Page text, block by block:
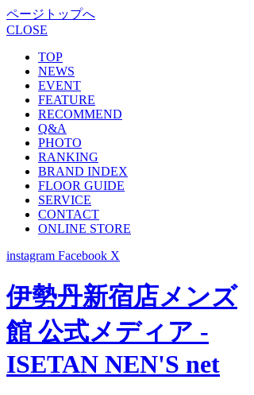
ページトップへ
CLOSE
TOP
NEWS
EVENT
FEATURE
RECOMMEND
Q&A
PHOTO
RANKING
BRAND INDEX
FLOOR GUIDE
SERVICE
CONTACT
ONLINE STORE
instagram Facebook X
伊勢丹新宿店メンズ
館 公式メディア -
ISETAN NEN'S net